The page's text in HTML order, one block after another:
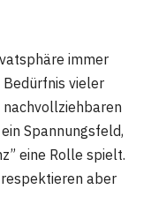
immer
Bedürfnis vieler
nachvollziehbaren
Spannungsfeld,
eine Rolle spielt.
aber